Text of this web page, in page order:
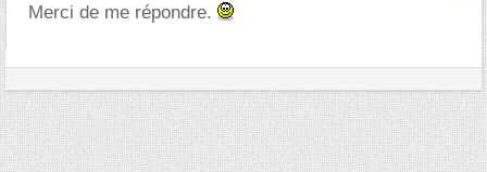
Merci de me répondre.